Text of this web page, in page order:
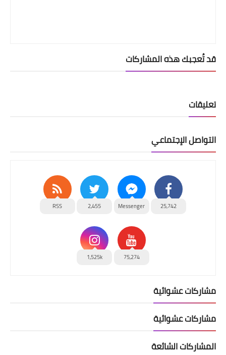
قد تُعجبك هذه المشاركات
تعليقات
التواصل الإجتماعي
25,742
Messenger
2,455
RSS
75,274
1,525k
مشاركات عشوائية
مشاركات عشوائية
المشاركات الشائعة